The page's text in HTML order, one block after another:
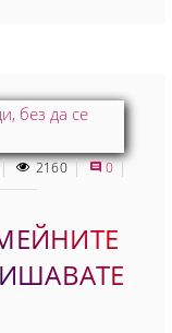
2160 0